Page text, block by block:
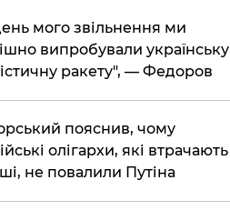
мого звільнення ми
випробували українську
ракету", — Федоров
пояснив, чому
олігархи, які втрачають
не повалили Путіна